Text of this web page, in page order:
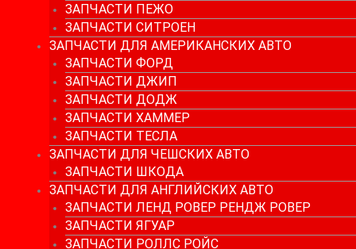
ЗАПЧАСТИ ПЕЖО
ЗАПЧАСТИ СИТРОЕН
ЗАПЧАСТИ ДЛЯ АМЕРИКАНСКИХ АВТО
ЗАПЧАСТИ ФОРД
ЗАПЧАСТИ ДЖИП
ЗАПЧАСТИ ДОДЖ
ЗАПЧАСТИ ХАММЕР
ЗАПЧАСТИ ТЕСЛА
ЗАПЧАСТИ ДЛЯ ЧЕШСКИХ АВТО
ЗАПЧАСТИ ШКОДА
ЗАПЧАСТИ ДЛЯ АНГЛИЙСКИХ АВТО
ЗАПЧАСТИ ЛЕНД РОВЕР РЕНДЖ РОВЕР
ЗАПЧАСТИ ЯГУАР
ЗАПЧАСТИ РОЛЛС РОЙС